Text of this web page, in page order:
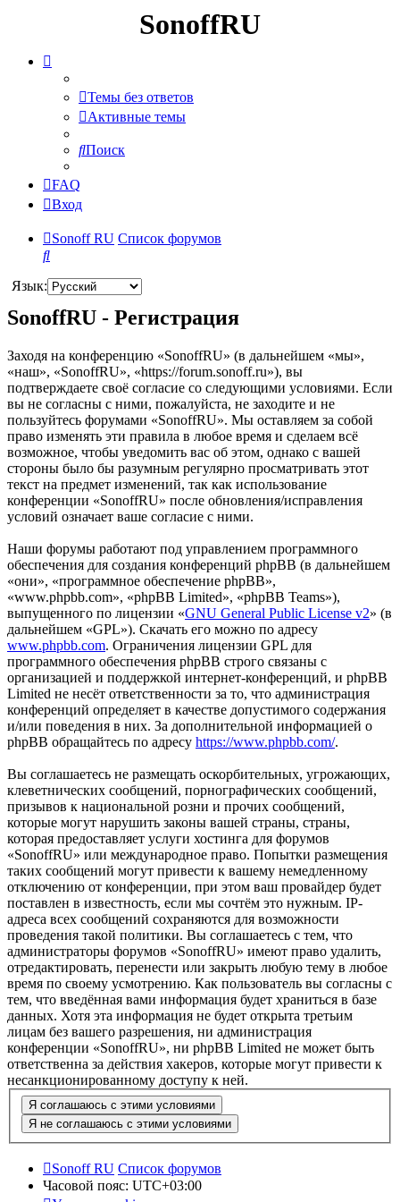
SonoffRU
Темы без ответов
Активные темы
Поиск
FAQ
Вход
Sonoff RU Список форумов
Поиск
Язык:
SonoffRU - Регистрация
Заходя на конференцию «SonoffRU» (в дальнейшем «мы»,
«наш», «SonoffRU», «https://forum.sonoff.ru»), вы
подтверждаете своё согласие со следующими условиями. Если
вы не согласны с ними, пожалуйста, не заходите и не
пользуйтесь форумами «SonoffRU». Мы оставляем за собой
право изменять эти правила в любое время и сделаем всё
возможное, чтобы уведомить вас об этом, однако с вашей
стороны было бы разумным регулярно просматривать этот
текст на предмет изменений, так как использование
конференции «SonoffRU» после обновления/исправления
условий означает ваше согласие с ними.
Наши форумы работают под управлением программного
обеспечения для создания конференций phpBB (в дальнейшем
«они», «программное обеспечение phpBB»,
«www.phpbb.com», «phpBB Limited», «phpBB Teams»),
выпущенного по лицензии «GNU General Public License v2» (в
дальнейшем «GPL»). Скачать его можно по адресу
www.phpbb.com. Ограничения лицензии GPL для
программного обеспечения phpBB строго связаны с
организацией и поддержкой интернет-конференций, и phpBB
Limited не несёт ответственности за то, что администрация
конференций определяет в качестве допустимого содержания
и/или поведения в них. За дополнительной информацией о
phpBB обращайтесь по адресу https://www.phpbb.com/.
Вы соглашаетесь не размещать оскорбительных, угрожающих,
клеветнических сообщений, порнографических сообщений,
призывов к национальной розни и прочих сообщений,
которые могут нарушить законы вашей страны, страны,
которая предоставляет услуги хостинга для форумов
«SonoffRU» или международное право. Попытки размещения
таких сообщений могут привести к вашему немедленному
отключению от конференции, при этом ваш провайдер будет
поставлен в известность, если мы сочтём это нужным. IP-
адреса всех сообщений сохраняются для возможности
проведения такой политики. Вы соглашаетесь с тем, что
администраторы форумов «SonoffRU» имеют право удалить,
отредактировать, перенести или закрыть любую тему в любое
время по своему усмотрению. Как пользователь вы согласны с
тем, что введённая вами информация будет храниться в базе
данных. Хотя эта информация не будет открыта третьим
лицам без вашего разрешения, ни администрация
конференции «SonoffRU», ни phpBB Limited не может быть
ответственна за действия хакеров, которые могут привести к
несанкционированному доступу к ней.
Sonoff RU Список форумов
Часовой пояс: UTC+03:00